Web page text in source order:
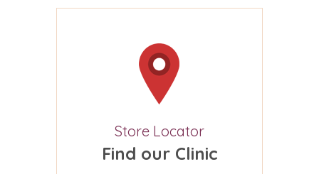
Store Locator
Find our Clinic